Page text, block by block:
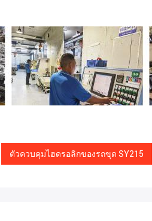
ตัวควบคุมไฮดรอลิกของรถขุด SY215